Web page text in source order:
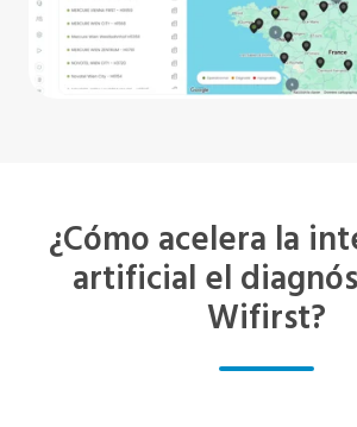
¿Cómo acelera la
artificial el
Wifirst?